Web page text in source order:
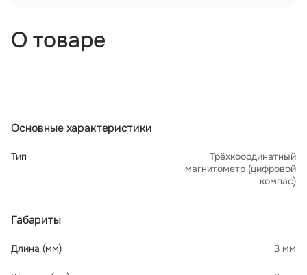
О товаре
Основные характеристики
Тип
Трёхкоординатный
магнитометр (цифровой
компас)
Габариты
Длина (мм) 3 мм